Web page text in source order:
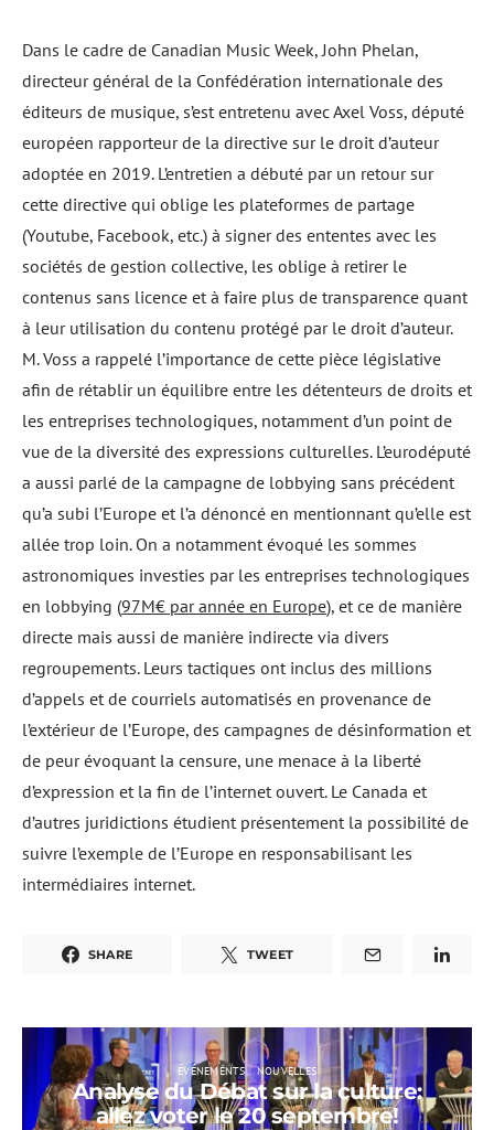
Dans le cadre de Canadian Music Week, John Phelan,
directeur général de la Confédération internationale des
éditeurs de musique, s’est entretenu avec Axel Voss, député
européen rapporteur de la directive sur le droit d’auteur
adoptée en 2019. L’entretien a débuté par un retour sur
cette directive qui oblige les plateformes de partage
(Youtube, Facebook, etc.) à signer des ententes avec les
sociétés de gestion collective, les oblige à retirer le
contenus sans licence et à faire plus de transparence quant
à leur utilisation du contenu protégé par le droit d’auteur.
M. Voss a rappelé l’importance de cette pièce législative
afin de rétablir un équilibre entre les détenteurs de droits et
les entreprises technologiques, notamment d’un point de
vue de la diversité des expressions culturelles. L’eurodéputé
a aussi parlé de la campagne de lobbying sans précédent
qu’a subi l’Europe et l’a dénoncé en mentionnant qu’elle est
allée trop loin. On a notamment évoqué les sommes
astronomiques investies par les entreprises technologiques
en lobbying (97M€ par année en Europe), et ce de manière
directe mais aussi de manière indirecte via divers
regroupements. Leurs tactiques ont inclus des millions
d’appels et de courriels automatisés en provenance de
l’extérieur de l’Europe, des campagnes de désinformation et
de peur évoquant la censure, une menace à la liberté
d’expression et la fin de l’internet ouvert. Le Canada et
d’autres juridictions étudient présentement la possibilité de
suivre l’exemple de l’Europe en responsabilisant les
intermédiaires internet.
SHARE TWEET
ÉVÉNEMENTS NOUVELLES
Analyse du Débat sur la culture:
allez voter le 20 septembre!